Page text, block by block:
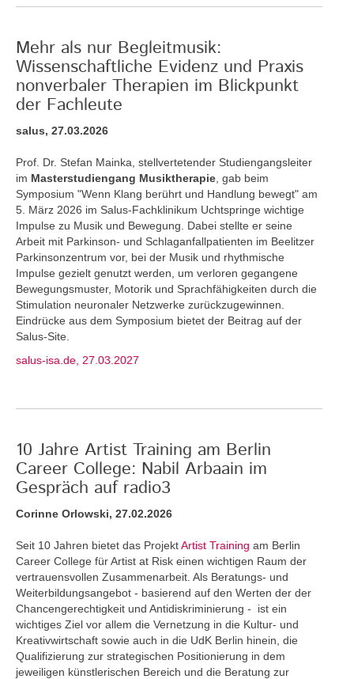
Mehr als nur Begleitmusik:
Wissenschaftliche Evidenz und Praxis
nonverbaler Therapien im Blickpunkt
der Fachleute
salus, 27.03.2026
Prof. Dr. Stefan Mainka, stellvertetender Studiengangsleiter
im Masterstudiengang Musiktherapie , gab beim
Symposium "Wenn Klang berührt und Handlung bewegt" am
5. März 2026 im Salus-Fachklinikum Uchtspringe wichtige
Impulse zu Musik und Bewegung. Dabei stellte er seine
Arbeit mit Parkinson- und Schlaganfallpatienten im Beelitzer
Parkinsonzentrum vor, bei der Musik und rhythmische
Impulse gezielt genutzt werden, um verloren gegangene
Bewegungsmuster, Motorik und Sprachfähigkeiten durch die
Stimulation neuronaler Netzwerke zurückzugewinnen.
Eindrücke aus dem Symposium bietet der Beitrag auf der
Salus-Site.
salus-isa.de, 27.03.2027
10 Jahre Artist Training am Berlin
Career College: Nabil Arbaain im
Gespräch auf radio3
Corinne Orlowski, 27.02.2026
Seit 10 Jahren bietet das ProjektArtist Training am Berlin
Career College für Artist at Risk einen wichtigen Raum der
vertrauensvollen Zusammenarbeit. Als Beratungs- und
Weiterbildungsangebot - basierend auf den Werten der der
Chancengerechtigkeit und Antidiskriminierung - ist ein
wichtiges Ziel vor allem die Vernetzung in die Kultur- und
Kreativwirtschaft sowie auch in die UdK Berlin hinein, die
Qualifizierung zur strategischen Positionierung in dem
jeweiligen künstlerischen Bereich und die Beratung zur